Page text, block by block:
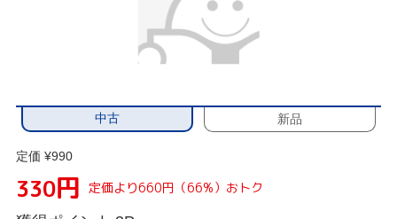
中古 新品
定価 ¥990
330円 定価より660円（66%）おトク